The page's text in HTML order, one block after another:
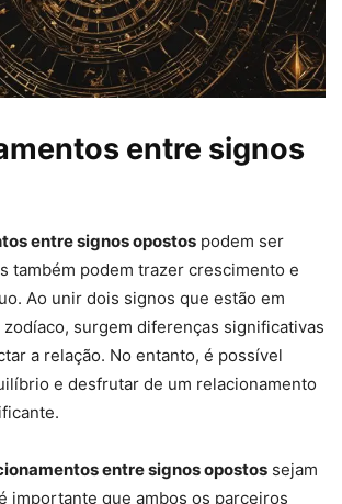
entre signos
entre signos opostos podem ser
também podem trazer crescimento e
Ao unir dois signos que estão em
surgem diferenças significativas
a relação. No entanto, é possível
e desfrutar de um relacionamento
entre signos opostos sejam
importante que ambos os parceiros